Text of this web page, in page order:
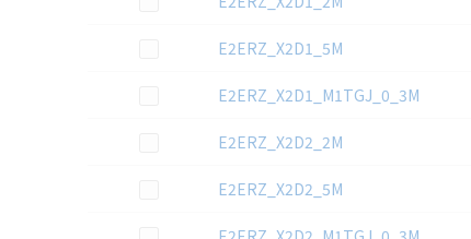
この資料を選択E2ERZ_X2D1_5M
この資料を選択E2ERZ_X2D1_M1TGJ_0_3M
この資料を選択E2ERZ_X2D2_2M
この資料を選択E2ERZ_X2D2_5M
この資料を選択